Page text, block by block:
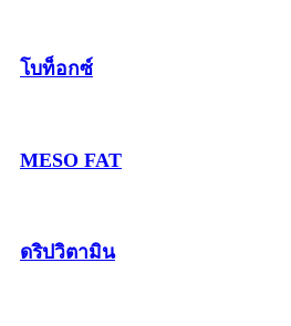
โบท็อกซ์
MESO FAT
ดริปวิตามิน